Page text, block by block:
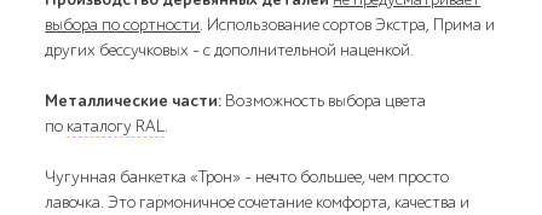
выбора по сортности. Использование сортов Экстра, Прима и
других бессучковых - с дополнительной наценкой.
Металлические части: Возможность выбора цвета
по каталогу RAL.
Чугунная банкетка «Трон» – нечто большее, чем просто
лавочка. Это гармоничное сочетание комфорта, качества и